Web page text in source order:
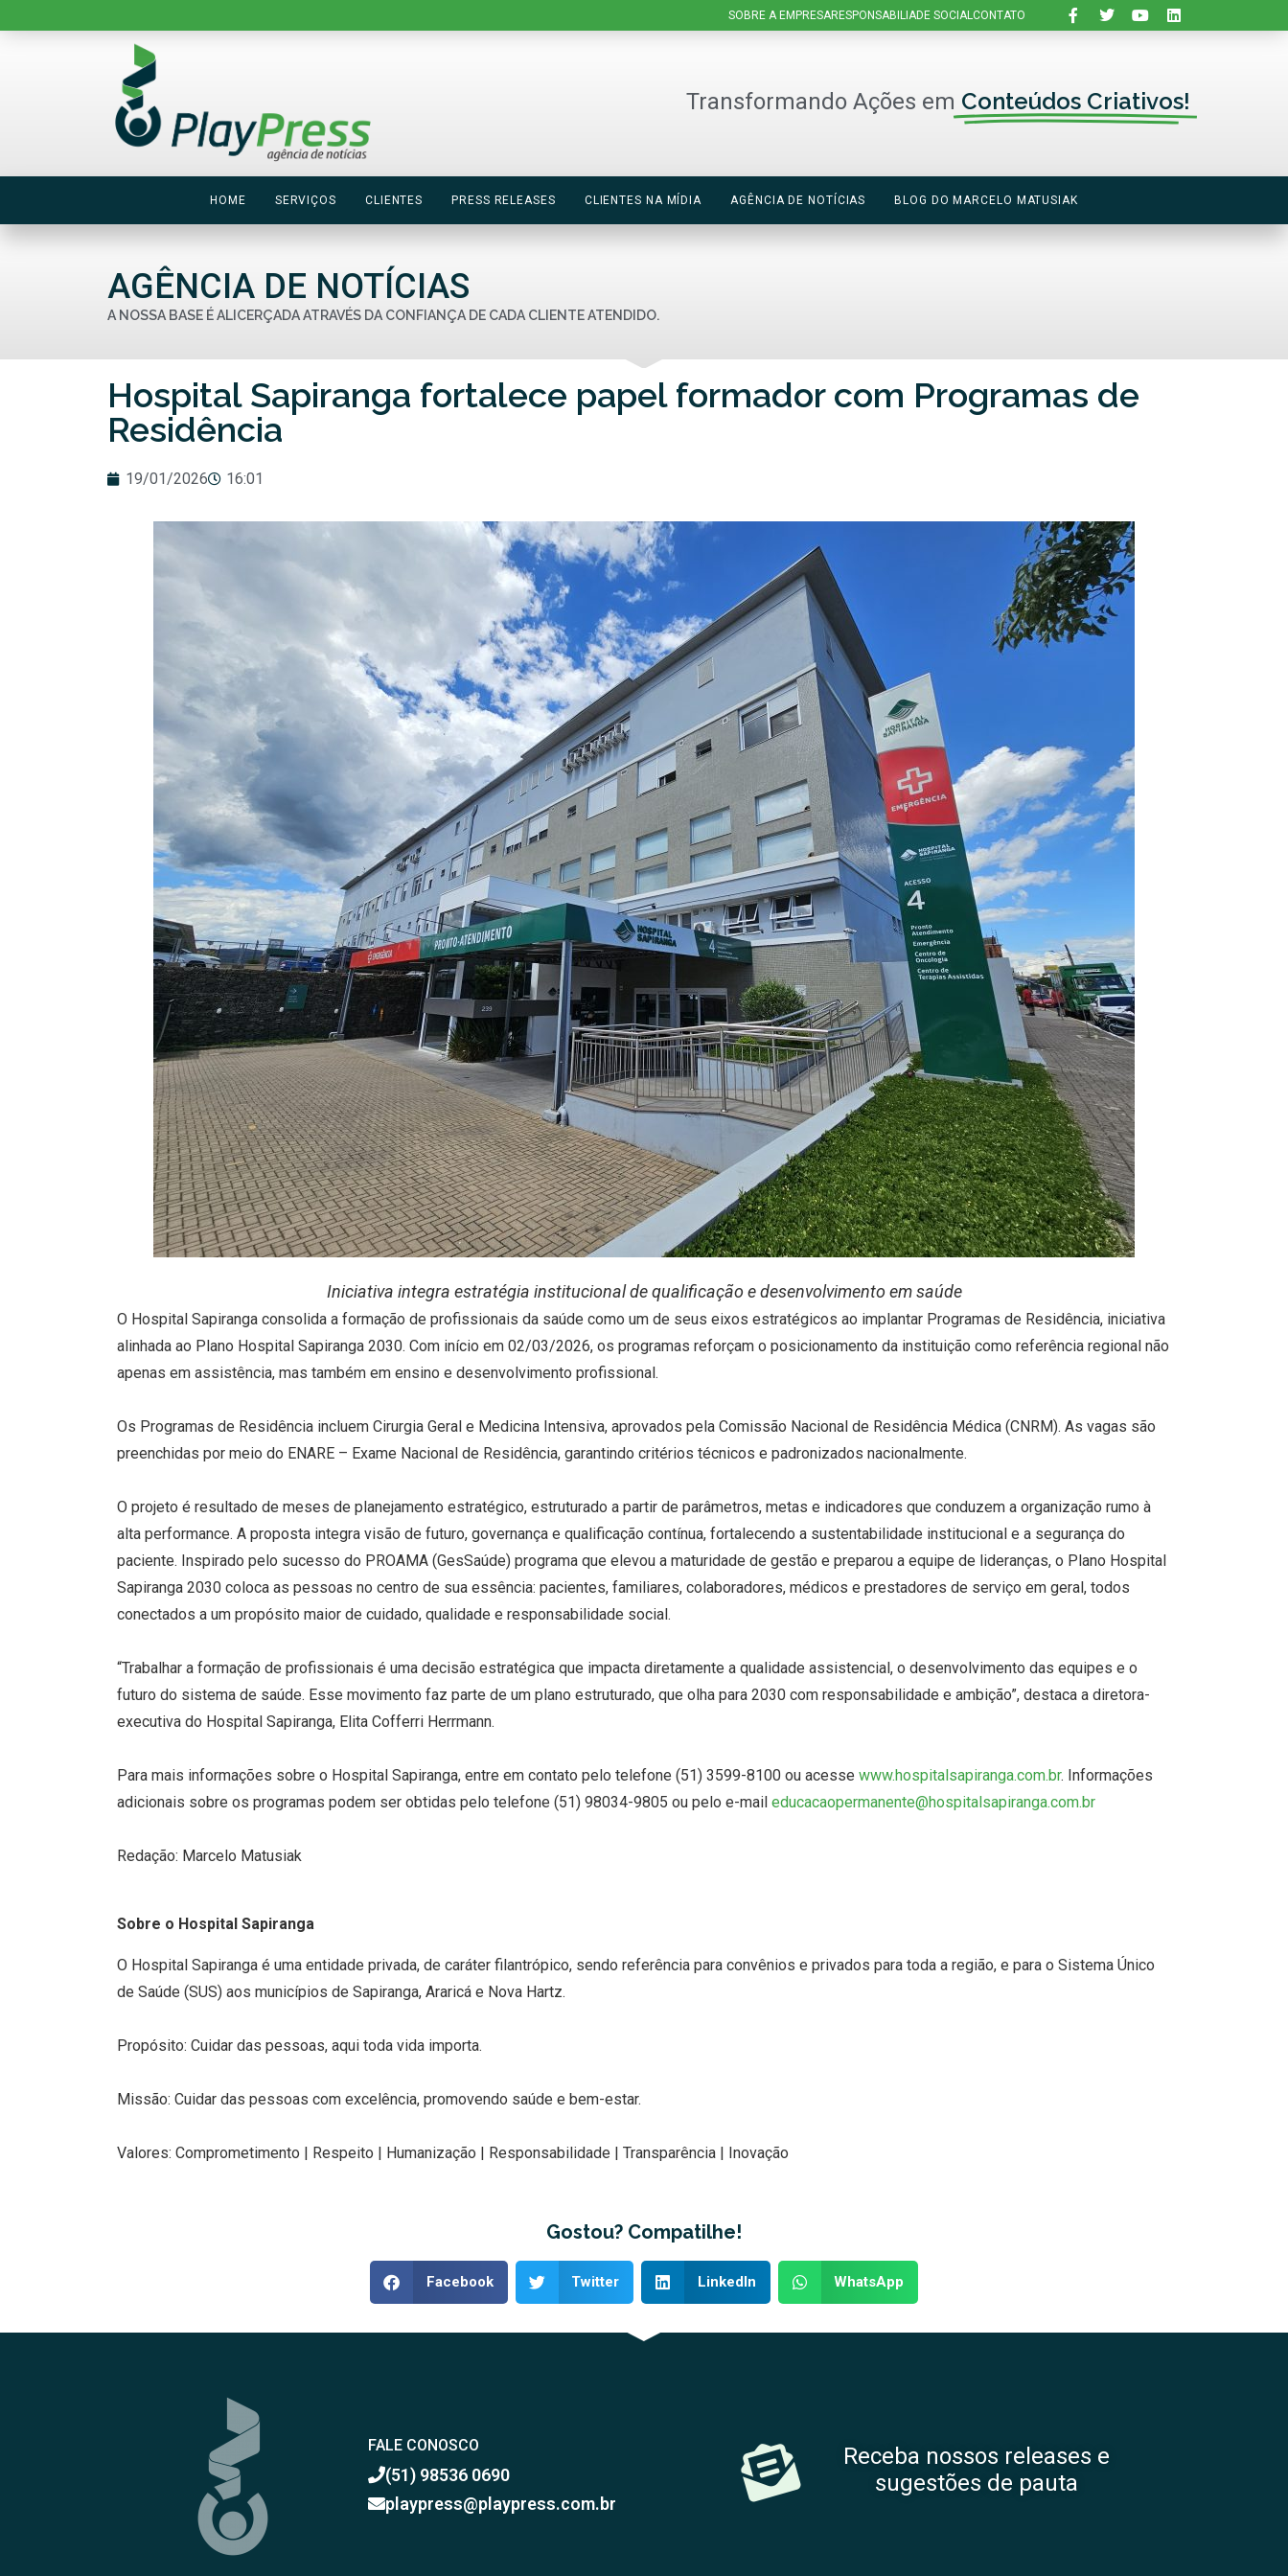
SOBRE A EMPRESARESPONSABILIADE SOCIAL CONTATO
Transformando Ações em Conteúdos Criativos!
HOME SERVIÇOS CLIENTES PRESS RELEASES CLIENTES NA MÍDIA AGÊNCIA DE NOTÍCIAS BLOG DO MARCELO MATUSIAK
AGÊNCIA DE NOTÍCIAS
A NOSSA BASE É ALICERÇADA ATRAVÉS DA CONFIANÇA DE CADA CLIENTE ATENDIDO.
Hospital Sapiranga fortalece papel formador com Programas de
Residência
19/01/2026 16:01
Iniciativa integra estratégia institucional de qualificação e desenvolvimento em saúde
O Hospital Sapiranga consolida a formação de profissionais da saúde como um de seus eixos estratégicos ao implantar Programas de Residência, iniciativa
alinhada ao Plano Hospital Sapiranga 2030. Com início em 02/03/2026, os programas reforçam o posicionamento da instituição como referência regional não
apenas em assistência, mas também em ensino e desenvolvimento profissional.
Os Programas de Residência incluem Cirurgia Geral e Medicina Intensiva, aprovados pela Comissão Nacional de Residência Médica (CNRM). As vagas são
preenchidas por meio do ENARE – Exame Nacional de Residência, garantindo critérios técnicos e padronizados nacionalmente.
O projeto é resultado de meses de planejamento estratégico, estruturado a partir de parâmetros, metas e indicadores que conduzem a organização rumo à
alta performance. A proposta integra visão de futuro, governança e qualificação contínua, fortalecendo a sustentabilidade institucional e a segurança do
paciente. Inspirado pelo sucesso do PROAMA (GesSaúde) programa que elevou a maturidade de gestão e preparou a equipe de lideranças, o Plano Hospital
Sapiranga 2030 coloca as pessoas no centro de sua essência: pacientes, familiares, colaboradores, médicos e prestadores de serviço em geral, todos
conectados a um propósito maior de cuidado, qualidade e responsabilidade social.
“Trabalhar a formação de profissionais é uma decisão estratégica que impacta diretamente a qualidade assistencial, o desenvolvimento das equipes e o
futuro do sistema de saúde. Esse movimento faz parte de um plano estruturado, que olha para 2030 com responsabilidade e ambição”, destaca a diretora-
executiva do Hospital Sapiranga, Elita Cofferri Herrmann.
Para mais informações sobre o Hospital Sapiranga, entre em contato pelo telefone (51) 3599-8100 ou acesse www.hospitalsapiranga.com.br. Informações
adicionais sobre os programas podem ser obtidas pelo telefone (51) 98034-9805 ou pelo e-mail educacaopermanente@hospitalsapiranga.com.br
Redação: Marcelo Matusiak
Sobre o Hospital Sapiranga
O Hospital Sapiranga é uma entidade privada, de caráter filantrópico, sendo referência para convênios e privados para toda a região, e para o Sistema Único
de Saúde (SUS) aos municípios de Sapiranga, Araricá e Nova Hartz.
Propósito: Cuidar das pessoas, aqui toda vida importa.
Missão: Cuidar das pessoas com excelência, promovendo saúde e bem-estar.
Valores: Comprometimento | Respeito | Humanização | Responsabilidade | Transparência | Inovação
Gostou? Compatilhe!
Facebook Twitter LinkedIn WhatsApp
FALE CONOSCO
(51) 98536 0690
playpress@playpress.com.br
Receba nossos releases e
sugestões de pauta